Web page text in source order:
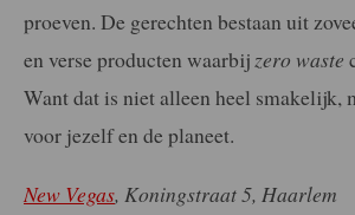
proeven. De gerechten bestaan uit
en verse producten waarbijzero waste
Want dat is niet alleen heel smakelijk,
voor jezelf en de planeet.
New Vegas, Koningstraat 5, Haarlem